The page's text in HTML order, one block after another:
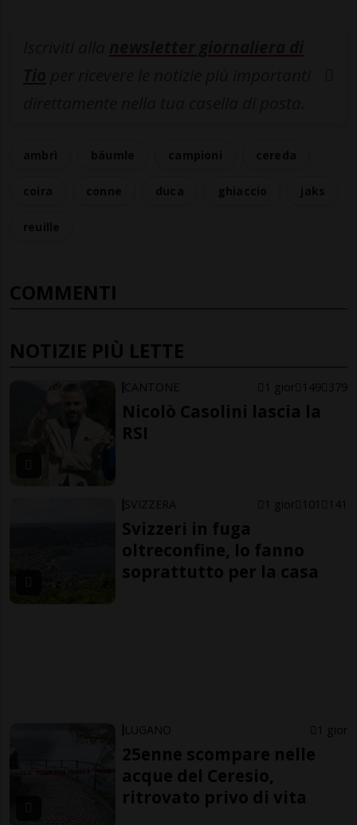
COMMENTI
NOTIZIE PIÙ LETTE
CANTONE 1 gior 149 379
Nicolò Casolini lascia la
RSI
SVIZZERA 1 gior 101 141
Svizzeri in fuga
oltreconfine, lo fanno
soprattutto per la casa
LUGANO 1 gior
25enne scompare nelle
acque del Ceresio,
ritrovato privo di vita